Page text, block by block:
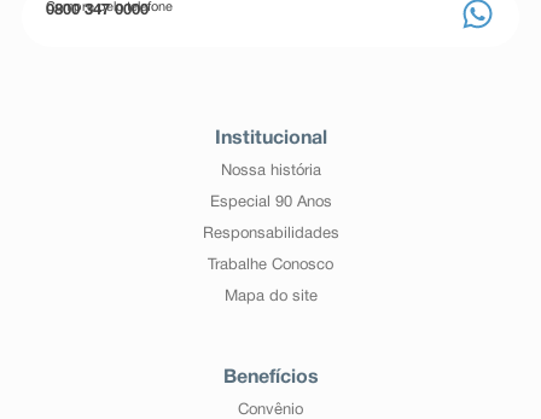
Compre pelo telefone
0800 347 0000
Institucional
Nossa história
Especial 90 Anos
Responsabilidades
Trabalhe Conosco
Mapa do site
Benefícios
Convênio